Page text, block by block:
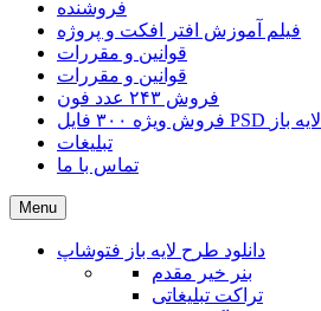
فروشنده
فیلم آموزش افتر افکت و پروژه
قوانین و مقررات
قوانین و مقررات
فروش ۲۴۳ عدد فون
فروش ویژه ۳۰۰ فایل PSD لایه باز
تبلیغات
تماس با ما
Menu
دانلود طرح لایه باز فتوشاپ
بنر خیر مقدم
تراکت تبلیغاتی